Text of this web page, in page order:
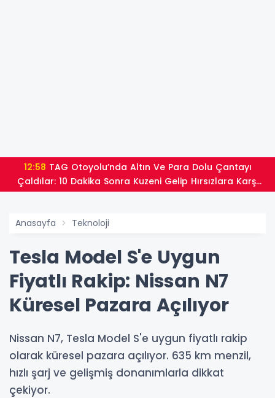
12:58
Çaldılar: 10 Dakika Sonra Kuzeni Gelip Hırsızlara Karşı
Uyardı
Anasayfa Teknoloji
Tesla Model S'e Uygun
Fiyatlı Rakip: Nissan N7
Küresel Pazara Açılıyor
Nissan N7, Tesla Model S'e uygun fiyatlı rakip
olarak küresel pazara açılıyor. 635 km menzil,
hızlı şarj ve gelişmiş donanımlarla dikkat
çekiyor.